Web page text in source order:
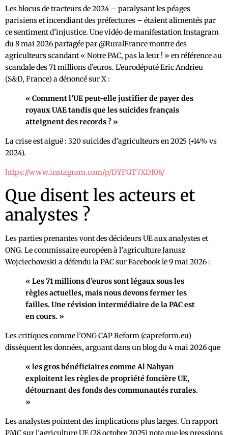
Les blocus de tracteurs de 2024 – paralysant les péages
parisiens et incendiant des préfectures – étaient alimentés par
ce sentiment d’injustice. Une vidéo de manifestation Instagram
du 8 mai 2026 partagée par @RuralFrance montre des
agriculteurs scandant « Notre PAC, pas la leur ! » en référence au
scandale des 71 millions d’euros. L’eurodéputé Eric Andrieu
(S&D, France) a dénoncé sur X :
« Comment l’UE peut-elle justifier de payer des
royaux UAE tandis que les suicides français
atteignent des records ? »
La crise est aiguë : 320 suicides d’agriculteurs en 2025 (+14% vs
2024).
https://www.instagram.com/p/DYFGT7XDf06/
Que disent les acteurs et
analystes ?
Les parties prenantes vont des décideurs UE aux analystes et
ONG. Le commissaire européen à l’agriculture Janusz
Wojciechowski a défendu la PAC sur Facebook le 9 mai 2026 :
« Les 71 millions d’euros sont légaux sous les
règles actuelles, mais nous devons fermer les
failles. Une révision intermédiaire de la PAC est
en cours. »
Les critiques comme l’ONG CAP Reform (capreform.eu)
dissèquent les données, arguant dans un blog du 4 mai 2026 que
« les gros bénéficiaires comme Al Nahyan
exploitent les règles de propriété foncière UE,
détournant des fonds des communautés rurales.
»
Les analystes pointent des implications plus larges. Un rapport
PMC sur l’agriculture UE (28 octobre 2025) note que les pressions